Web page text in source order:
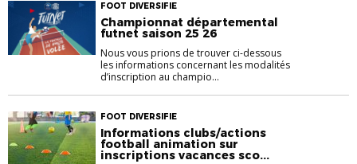
FOOT DIVERSIFIE
Championnat départemental
futnet saison 25 26
Nous vous prions de trouver ci-dessous
les informations concernant les modalités
d’inscription au champio...
FOOT DIVERSIFIE
Informations clubs/actions
football animation sur
inscriptions vacances sco...